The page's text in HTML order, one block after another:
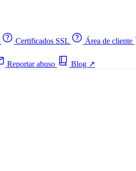
Certificados SSL Área de cliente
Reportar abuso Blog ↗